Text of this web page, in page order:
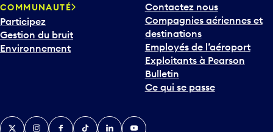
o
u
r
i
v
COMMUNAUTÉ
Participez
Gestion du bruit
Environnement
Contactez nous
Compagnies aériennes et
destinations
Employés de l’aéroport
Exploitants à Pearson
Bulletin
Ce qui se passe
TwitterInstagramFacebook
TikTokLinkedInYouTube